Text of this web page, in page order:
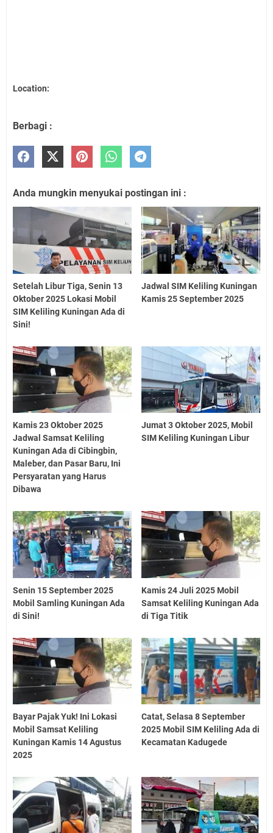
Location:
Berbagi :
Anda mungkin menyukai postingan ini :
Setelah Libur Tiga, Senin 13
Oktober 2025 Lokasi Mobil
SIM Keliling Kuningan Ada di
Sini!
Jadwal SIM Keliling Kuningan
Kamis 25 September 2025
Kamis 23 Oktober 2025
Jadwal Samsat Keliling
Kuningan Ada di Cibingbin,
Maleber, dan Pasar Baru, Ini
Persyaratan yang Harus
Dibawa
Jumat 3 Oktober 2025, Mobil
SIM Keliling Kuningan Libur
Senin 15 September 2025
Mobil Samling Kuningan Ada
di Sini!
Kamis 24 Juli 2025 Mobil
Samsat Keliling Kuningan Ada
di Tiga Titik
Bayar Pajak Yuk! Ini Lokasi
Mobil Samsat Keliling
Kuningan Kamis 14 Agustus
2025
Catat, Selasa 8 September
2025 Mobil SIM Keliling Ada di
Kecamatan Kadugede